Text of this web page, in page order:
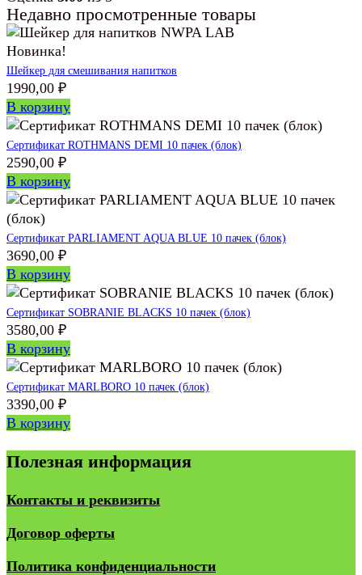
Недавно просмотренные товары
Новинка!
Шейкер для смешивания напитков
1990,00 ₽
В корзину
Сертификат ROTHMANS DEMI 10 пачек (блок)
2590,00 ₽
В корзину
Сертификат PARLIAMENT AQUA BLUE 10 пачек (блок)
3690,00 ₽
В корзину
Сертификат SOBRANIE BLACKS 10 пачек (блок)
3580,00 ₽
В корзину
Сертификат MARLBORO 10 пачек (блок)
3390,00 ₽
В корзину
Полезная информация
Контакты и реквизиты
Договор оферты
Политика конфиденциальности